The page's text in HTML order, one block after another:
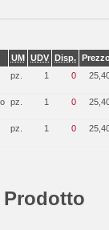
UM UDV Disp.
pz. 1 0
pz. 1 0
pz. 1 0
Prodotto